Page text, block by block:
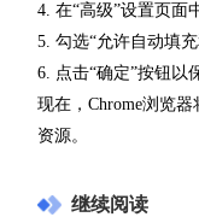
4. 在“高级”设置页面
5. 勾选“允许自动填
6. 点击“确定”按钮以
现在，Chrome浏览
资源。
继续阅读